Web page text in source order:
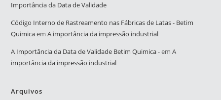
Importância da Data de Validade
Código Interno de Rastreamento nas Fábricas de Latas - Betim
QuimicaemA importância da impressão industrial
A Importância da Data de Validade Betim Quimica -emA
importância da impressão industrial
Arquivos